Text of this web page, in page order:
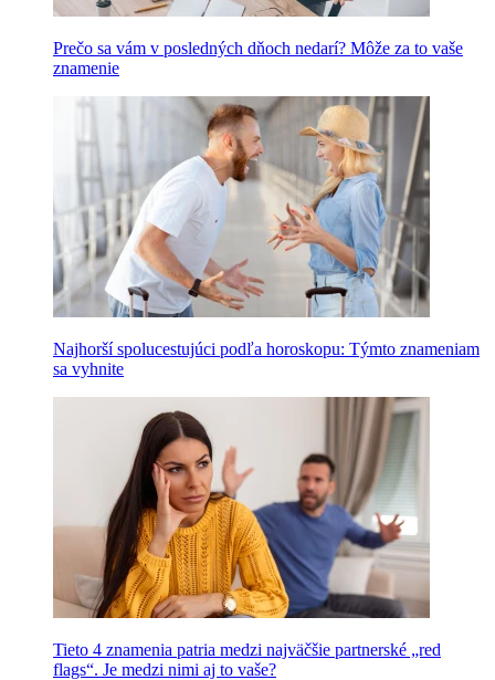
Prečo sa vám v posledných dňoch nedarí? Môže za to vaše
znamenie
Najhorší spolucestujúci podľa horoskopu: Týmto znameniam
sa vyhnite
Tieto 4 znamenia patria medzi najväčšie partnerské „red
flags“. Je medzi nimi aj to vaše?